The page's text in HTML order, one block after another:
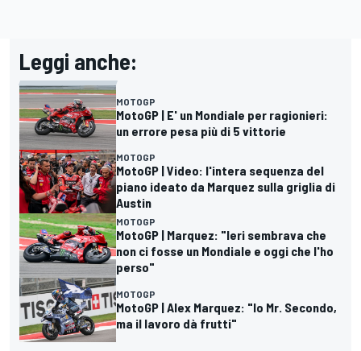
Leggi anche:
MOTOGP
MotoGP | E' un Mondiale per ragionieri:
un errore pesa più di 5 vittorie
MOTOGP
MotoGP | Video: l'intera sequenza del
piano ideato da Marquez sulla griglia di
Austin
MOTOGP
MotoGP | Marquez: "Ieri sembrava che
non ci fosse un Mondiale e oggi che l'ho
perso"
MOTOGP
MotoGP | Alex Marquez: "Io Mr. Secondo,
ma il lavoro dà frutti"